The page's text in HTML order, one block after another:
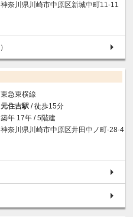
神奈川県川崎市中原区新城中町11-11
）
東急東横線
元住吉駅 / 徒歩15分
築年 17年 / 5階建
神奈川県川崎市中原区井田中ノ町-28-4